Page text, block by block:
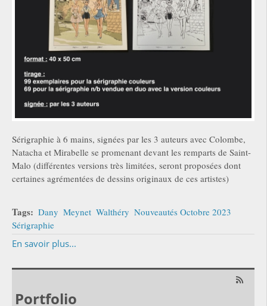
Sérigraphie à 6 mains, signées par les 3 auteurs avec Colombe,
Natacha et Mirabelle se promenant devant les remparts de Saint-
Malo (différentes versions très limitées, seront proposées dont
certaines agrémentées de dessins originaux de ces artistes)
Tags: Dany Meynet Walthéry Nouveautés Octobre 2023
Sérigraphie
En savoir plus...
Portfolio